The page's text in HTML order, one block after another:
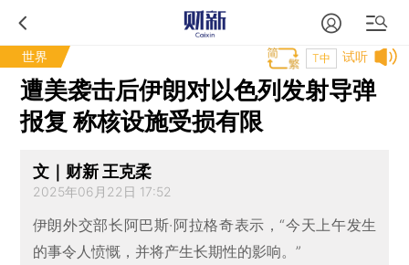
世界 试听
T中
遭美袭击后伊朗对以色列发射导弹
报复 称核设施受损有限
文｜财新 王克柔
2025年06月22日 17:52
伊朗外交部长阿巴斯·阿拉格奇表示，“今天上午发生
的事令人愤慨，并将产生长期性的影响。”